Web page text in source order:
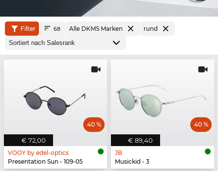
Filter 68 Alle DKMS Marken rund
€ 72,00
40 %
VOOY by edel-optics
Presentation Sun - 109-05
€ 89,40
40 %
JB
Musickid - 3